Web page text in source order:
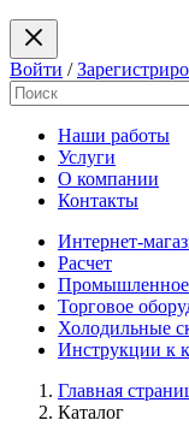
Войти /
Наши работы
Услуги
О компании
Контакты
Интернет-
Расчет
Промышленное
Торговое
Холодильные
Инструкции к
Главная
Каталог